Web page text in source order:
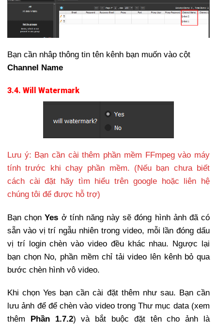
Bạn cần nhâp thông tin tên kênh bạn muốn vào cột
Channel Name
3.4. Will Watermark
Lưu ý: Bạn cần cài thêm phần mềm FFmpeg vào máy
tính trước khi chạy phần mềm. (Nếu bạn chưa biết
cách cài đặt hãy tìm hiểu trên google hoặc liên hệ
chúng tôi để được hỗ trợ)
Bạn chọnYes ở tính năng này sẽ đóng hình ảnh đã có
sẵn vào vị trí ngẫu nhiên trong video, mỗi lần đóng dấu
vị trí login chèn vào video đều khác nhau. Ngược lại
bạn chọn No, phần mềm chỉ tải video lên kênh bỏ qua
bước chèn hình vô video.
Khi chọn Yes bạn cần cài đặt thêm như sau. Bạn cần
lưu ảnh để để chèn vào video trong Thư mục data (xem
thêm
Phần 1.7.2) và bắt buộc đặt tên cho ảnh là